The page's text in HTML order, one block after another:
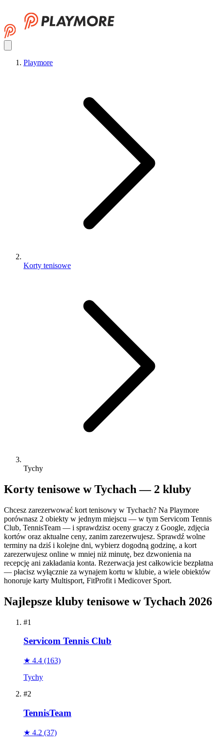
Playmore
Korty tenisowe
Tychy
Korty tenisowe w Tychach — 2 kluby
Chcesz zarezerwować kort tenisowy w Tychach? Na Playmore
porównasz 2 obiekty w jednym miejscu — w tym Servicom Tennis
Club, TennisTeam — i sprawdzisz oceny graczy z Google, zdjęcia
kortów oraz aktualne ceny, zanim zarezerwujesz. Sprawdź wolne
terminy na dziś i kolejne dni, wybierz dogodną godzinę, a kort
zarezerwujesz online w mniej niż minutę, bez dzwonienia na
recepcję ani zakładania konta. Rezerwacja jest całkowicie bezpłatna
— płacisz wyłącznie za wynajem kortu w klubie, a wiele obiektów
honoruje karty Multisport, FitProfit i Medicover Sport.
Najlepsze kluby tenisowe w Tychach 2026
#1
Servicom Tennis Club
★ 4.4 (163)
Tychy
#2
TennisTeam
★ 4.2 (37)